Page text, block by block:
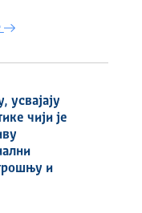
(владине и
ради остварења
мере
за постизање тих
инструменти су
смањили утицаји
средину, са
или социјалних
развој, усвајање,
усвајају
чији је
и